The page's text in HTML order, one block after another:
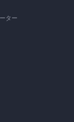
ター